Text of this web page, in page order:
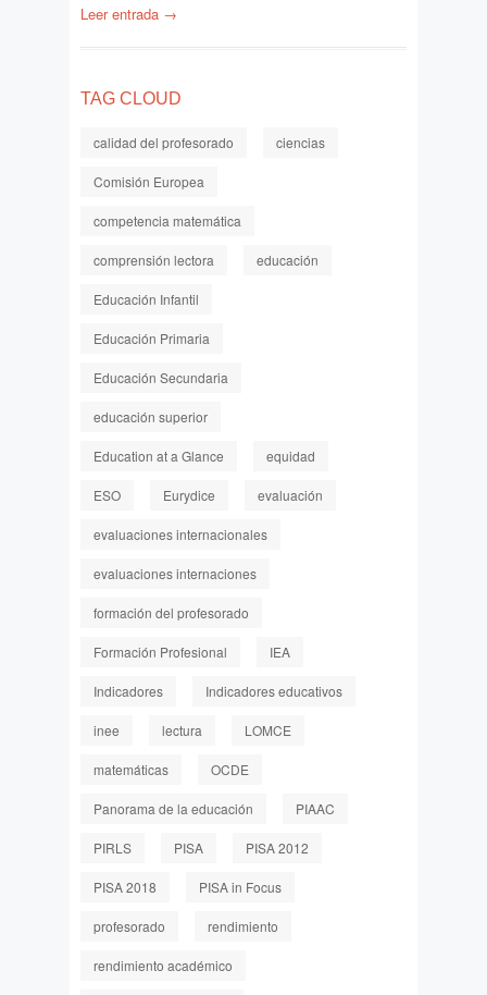
Leer entrada →
TAG CLOUD
calidad del profesorado ciencias
Comisión Europea
competencia matemática
comprensión lectora educación
Educación Infantil
Educación Primaria
Educación Secundaria
educación superior
Education at a Glance equidad
ESO Eurydice evaluación
evaluaciones internacionales
evaluaciones internaciones
formación del profesorado
Formación Profesional IEA
Indicadores Indicadores educativos
inee lectura LOMCE
matemáticas OCDE
Panorama de la educación PIAAC
PIRLS PISA PISA 2012
PISA 2018 PISA in Focus
profesorado rendimiento
rendimiento académico